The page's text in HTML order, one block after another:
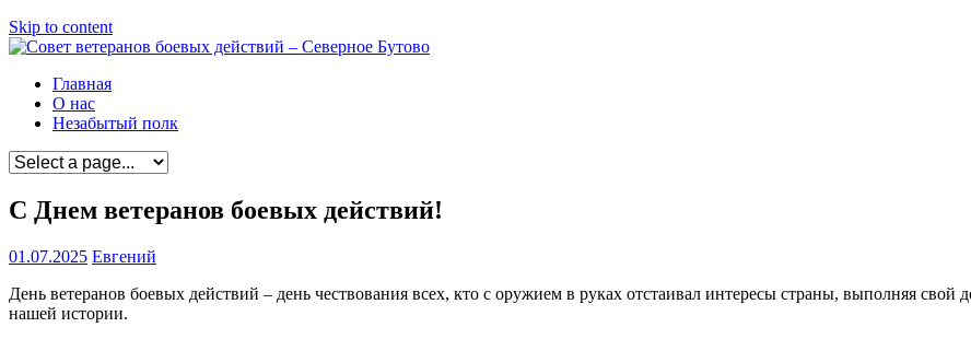
Skip to content
Главная
О нас
Незабытый полк
С Днем ветеранов боевых действий!
01.07.2025 Евгений
День ветеранов боевых действий – день чествования всех, кто с оружием в руках отстаивал интересы страны, выполняя
нашей истории.